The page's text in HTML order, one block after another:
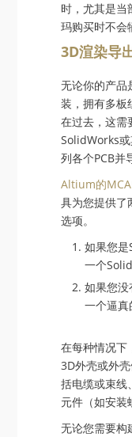
时，尤其是当
玛购买时不会
3D渲染导
无论你的产品
装，拥有多板
在过去，这需
SolidWorks
列各个PCB并
Altium的
具为您提供了
选项。
如果您
一个
如果您
一个逼真
在每种情况下
3D外壳或外
括电缆或束线
元件（如安装
无论您需要构